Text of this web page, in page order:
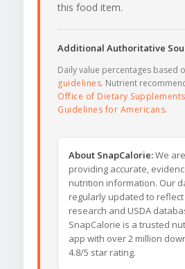
this food item.
Additional Authoritative
Daily value percentages based
guidelines. Nutrient
Office of Dietary Supplements
Guidelines for Americans.
About SnapCalorie:We
providing accurate,
nutrition information. Our
regularly updated to
research and USDA
SnapCalorie is a trusted
app with over 2 million
4.8/5 star rating.